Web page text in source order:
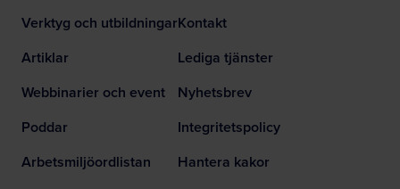
Verktyg och utbildningar
Artiklar
Webbinarier och event
Poddar
Arbetsmiljöordlistan
Kontakt
Lediga tjänster
Nyhetsbrev
Integritetspolicy
Hantera kakor